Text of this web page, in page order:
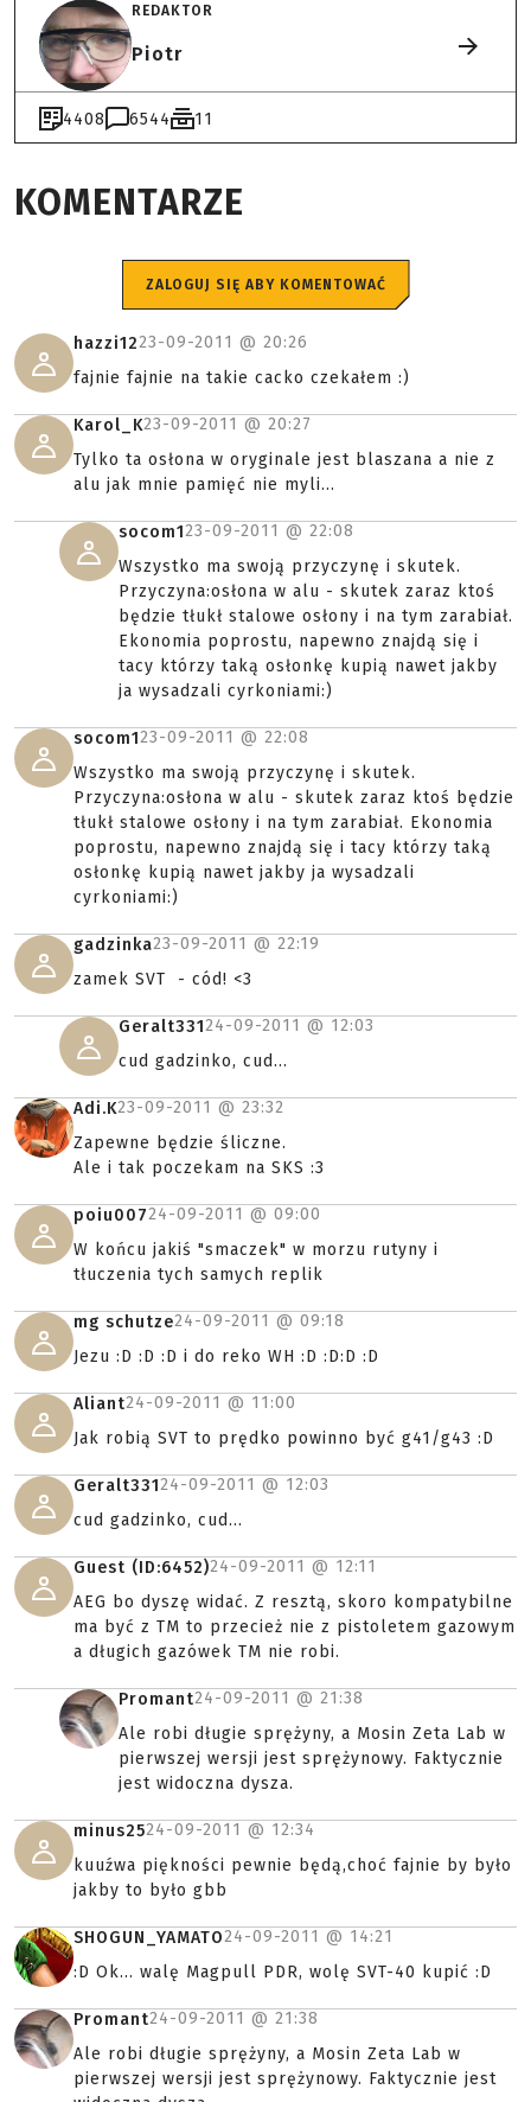
REDAKTOR
Piotr
4408 6544 11
KOMENTARZE
ZALOGUJ SIĘ ABY KOMENTOWAĆ
hazzi1223-09-2011 @ 20:26
fajnie fajnie na takie cacko czekałem :)
Karol_K23-09-2011 @ 20:27
Tylko ta osłona w oryginale jest blaszana a nie z
alu jak mnie pamięć nie myli...
socom123-09-2011 @ 22:08
Wszystko ma swoją przyczynę i skutek.
Przyczyna:osłona w alu - skutek zaraz ktoś
będzie tłukł stalowe osłony i na tym zarabiał.
Ekonomia poprostu, napewno znajdą się i
tacy którzy taką osłonkę kupią nawet jakby
ja wysadzali cyrkoniami:)
socom123-09-2011 @ 22:08
Wszystko ma swoją przyczynę i skutek.
Przyczyna:osłona w alu - skutek zaraz ktoś będzie
tłukł stalowe osłony i na tym zarabiał. Ekonomia
poprostu, napewno znajdą się i tacy którzy taką
osłonkę kupią nawet jakby ja wysadzali
cyrkoniami:)
gadzinka23-09-2011 @ 22:19
zamek SVT - cód! <3
Geralt33124-09-2011 @ 12:03
cud gadzinko, cud...
Adi.K23-09-2011 @ 23:32
Zapewne będzie śliczne.
Ale i tak poczekam na SKS :3
poiu00724-09-2011 @ 09:00
W końcu jakiś "smaczek" w morzu rutyny i
tłuczenia tych samych replik
mg schutze24-09-2011 @ 09:18
Jezu :D :D :D i do reko WH :D :D:D :D
Aliant24-09-2011 @ 11:00
Jak robią SVT to prędko powinno być g41/g43 :D
Geralt33124-09-2011 @ 12:03
cud gadzinko, cud...
Guest (ID:6452)24-09-2011 @ 12:11
AEG bo dyszę widać. Z resztą, skoro kompatybilne
ma być z TM to przecież nie z pistoletem gazowym
a długich gazówek TM nie robi.
Promant24-09-2011 @ 21:38
Ale robi długie sprężyny, a Mosin Zeta Lab w
pierwszej wersji jest sprężynowy. Faktycznie
jest widoczna dysza.
minus2524-09-2011 @ 12:34
kuuźwa piękności pewnie będą,choć fajnie by było
jakby to było gbb
SHOGUN_YAMATO24-09-2011 @ 14:21
:D Ok... walę Magpull PDR, wolę SVT-40 kupić :D
Promant24-09-2011 @ 21:38
Ale robi długie sprężyny, a Mosin Zeta Lab w
pierwszej wersji jest sprężynowy. Faktycznie jest